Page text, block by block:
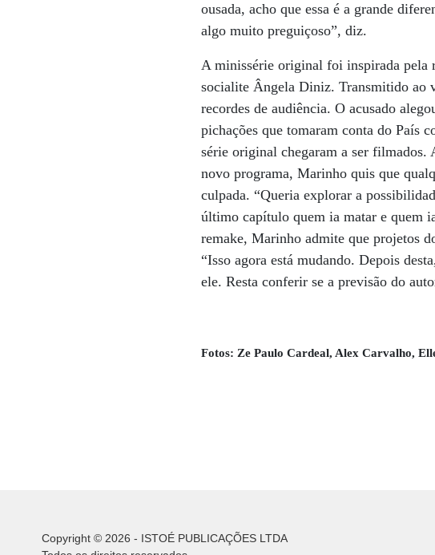
ousada, acho que essa é a grande
algo muito preguiçoso”, diz.
A minissérie original foi inspirada pela
socialite Ângela Diniz. Transmitido ao
recordes de audiência. O acusado
pichações que tomaram conta do País
série original chegaram a ser
novo programa, Marinho quis que
culpada. “Queria explorar a
último capítulo quem ia matar e quem
remake, Marinho admite que projetos
“Isso agora está mudando. Depois
ele. Resta conferir se a previsão do
Fotos: Ze Paulo Cardeal, Alex Carvalho,
Copyright © 2026 - ISTOÉ PUBLICAÇÕES LTDA